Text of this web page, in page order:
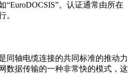
“EuroDOCSIS”。认证通常由所在
。
同轴电缆连接的共同标准的推动力
数据传输的一种非常快的模式，这